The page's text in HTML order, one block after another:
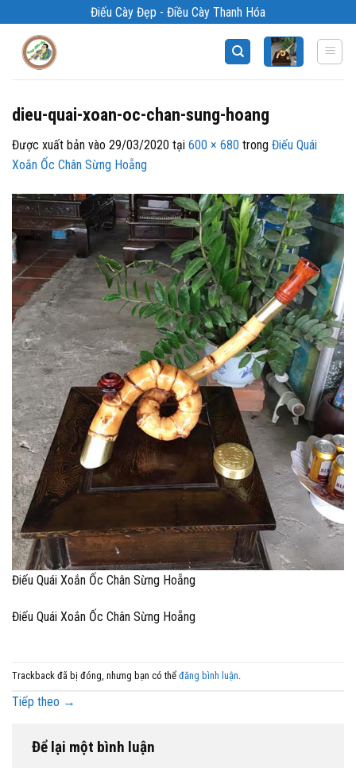
qua
Điếu Cày Đẹp - Điều Cày Thanh Hóa
dieu-quai-xoan-oc-chan-sung-hoang
Được xuất bản vào 29/03/2020 tại 600 × 680 trong Điếu Quái
Xoắn Ốc Chân Sừng Hoẵng
Điếu Quái Xoắn Ốc Chân Sừng Hoẵng
Điếu Quái Xoắn Ốc Chân Sừng Hoẵng
Trackback đã bị đóng, nhưng bạn có thể đăng bình luận
Tiếp theo →
Để lại một bình luận